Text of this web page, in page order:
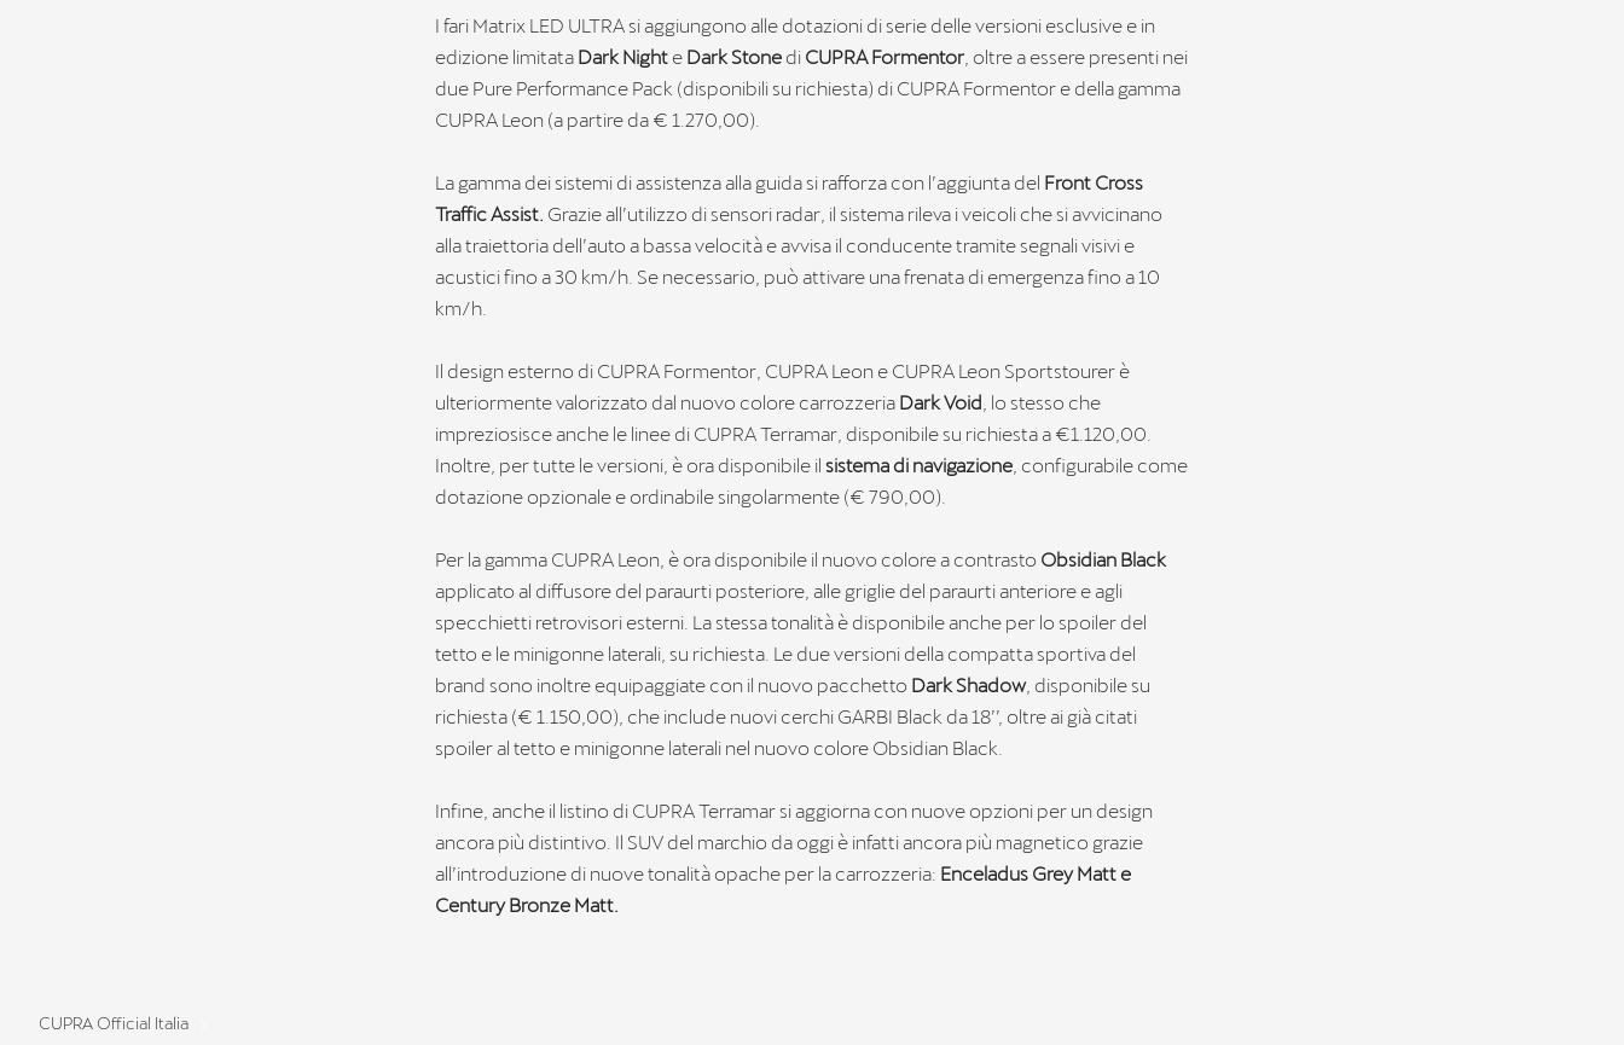
I fari Matrix LED ULTRA si aggiungono alle dotazioni di serie delle versioni esclusive e in
edizione limitata Dark Night e Dark Stone di CUPRA Formentor , oltre a essere presenti nei
due Pure Performance Pack (disponibili su richiesta) di CUPRA Formentor e della gamma
CUPRA Leon (a partire da € 1.270,00).
La gamma dei sistemi di assistenza alla guida si rafforza con l’aggiunta del Front Cross
Traffic Assist. Grazie all’utilizzo di sensori radar, il sistema rileva i veicoli che si avvicinano
alla traiettoria dell’auto a bassa velocità e avvisa il conducente tramite segnali visivi e
acustici fino a 30 km/h. Se necessario, può attivare una frenata di emergenza fino a 10
km/h.
Il design esterno di CUPRA Formentor, CUPRA Leon e CUPRA Leon Sportstourer è
ulteriormente valorizzato dal nuovo colore carrozzeria Dark Void , lo stesso che
impreziosisce anche le linee di CUPRA Terramar, disponibile su richiesta a €1.120,00.
Inoltre, per tutte le versioni, è ora disponibile il sistema di navigazione , configurabile come
dotazione opzionale e ordinabile singolarmente (€ 790,00).
Per la gamma CUPRA Leon, è ora disponibile il nuovo colore a contrasto Obsidian Black
applicato al diffusore del paraurti posteriore, alle griglie del paraurti anteriore e agli
specchietti retrovisori esterni. La stessa tonalità è disponibile anche per lo spoiler del
tetto e le minigonne laterali, su richiesta. Le due versioni della compatta sportiva del
brand sono inoltre equipaggiate con il nuovo pacchetto Dark Shadow, disponibile su
richiesta (€ 1.150,00), che include nuovi cerchi GARBI Black da 18’’, oltre ai già citati
spoiler al tetto e minigonne laterali nel nuovo colore Obsidian Black.
Infine, anche il listino di CUPRA Terramar si aggiorna con nuove opzioni per un design
ancora più distintivo. Il SUV del marchio da oggi è infatti ancora più magnetico grazie
all’introduzione di nuove tonalità opache per la carrozzeria: Enceladus Grey Matt e
Century Bronze Matt.
CUPRA Official Italia